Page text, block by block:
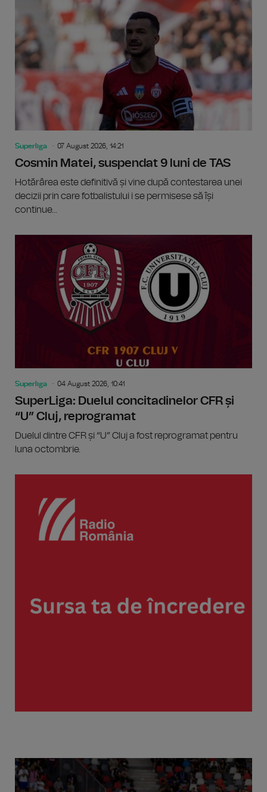
Superliga 07 August 2026, 14:21
Cosmin Matei, suspendat 9 luni de TAS
Hotărârea este definitivă și vine după contestarea unei
decizii prin care fotbalistului i se permisese să își
continue...
Superliga 04 August 2026, 10:41
SuperLiga: Duelul concitadinelor CFR și
“U” Cluj, reprogramat
Duelul dintre CFR și “U” Cluj a fost reprogramat pentru
luna octombrie.